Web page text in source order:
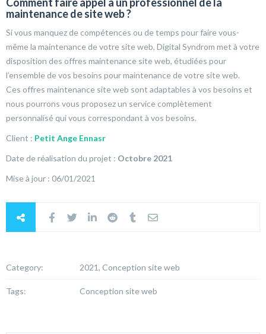
maintenance de site web ?
Si vous manquez de compétences ou de temps pour faire vous-
même la maintenance de votre site web, Digital Syndrom met à votre
disposition des offres maintenance site web, étudiées pour
l’ensemble de vos besoins pour maintenance de votre site web.
Ces offres maintenance site web sont adaptables à vos besoins et
nous pourrons vous proposez un service complètement
personnalisé qui vous correspondant à vos besoins.
Client : Petit Ange Ennasr
Date de réalisation du projet : Octobre 2021
Mise à jour : 06/01/2021
Category: 2021, Conception site web
Tags: Conception site web